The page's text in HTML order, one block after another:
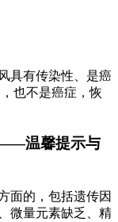
具有传染性、是癌
也不是癌症，恢
温馨提示与
面的，包括遗传因
微量元素缺乏、精